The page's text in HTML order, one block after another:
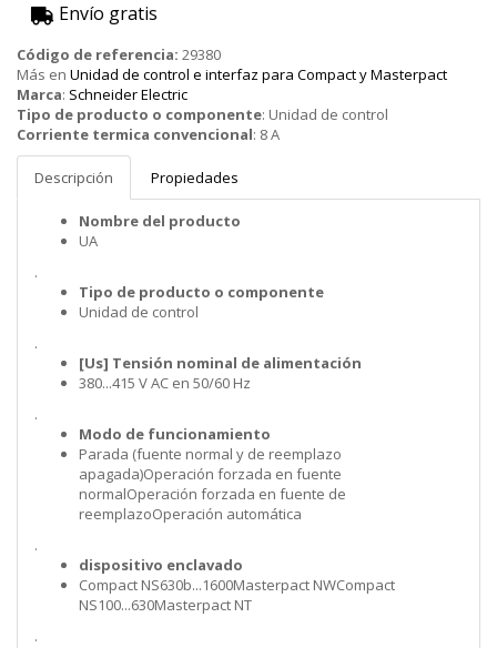
Envío gratis
Código de referencia: 29380
Más en Unidad de control e interfaz para Compact y Masterpact
Marca: Schneider Electric
Tipo de producto o componente: Unidad de control
Corriente termica convencional: 8 A
Descripción Propiedades
Nombre del producto
UA
.
Tipo de producto o componente
Unidad de control
.
[Us] Tensión nominal de alimentación
380...415 V AC en 50/60 Hz
.
Modo de funcionamiento
Parada (fuente normal y de reemplazo
apagada)Operación forzada en fuente
normalOperación forzada en fuente de
reemplazoOperación automática
.
dispositivo enclavado
Compact NS630b...1600Masterpact NWCompact
NS100...630Masterpact NT
.